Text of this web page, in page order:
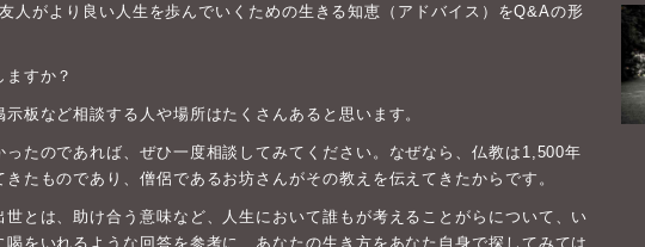
人がより良い人生を歩んでいくための生きる知恵（アドバイス）をQ&Aの形
すか？
板など相談する人や場所はたくさんあると思います。
たのであれば、ぜひ一度相談してみてください。なぜなら、仏教は1,500年
たものであり、僧侶であるお坊さんがその教えを伝えてきたからです。
とは、助け合う意味など、人生において誰もが考えることがらについて、い
をいれるような回答を参考に、あなたの生き方をあなた自身で探してみては